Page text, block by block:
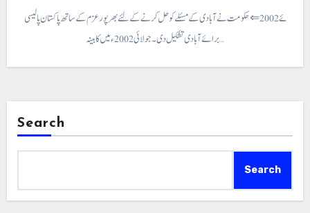
پالیسی برائے 2002 ⇐ حکومت نے آبادی کے مسئلے کو حل کرنے کے لئے بھر پور عزم کے ساتھ پاکستان پالیسی
برائے آبادی تشکیل دی۔ جولائی 2002 ء میں کابینہ…
Search
Search